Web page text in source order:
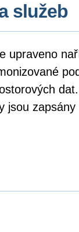
služeb
upraveno
jsou